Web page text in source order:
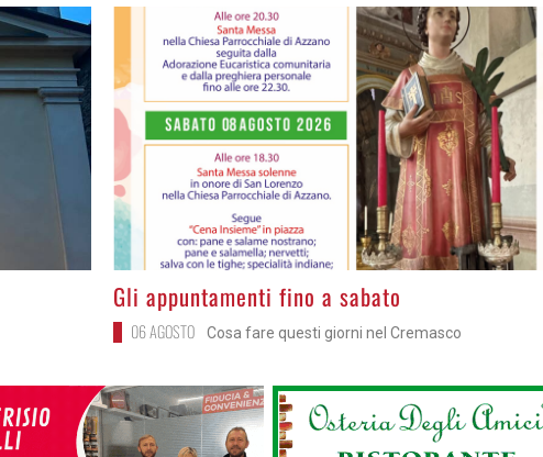
>
Gli appuntamenti fino a sabato
06 AGOSTO Cosa fare questi giorni nel Cremasco